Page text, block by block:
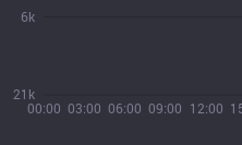
00:00 03:00 06:00 09:00 12:00
21k
6k